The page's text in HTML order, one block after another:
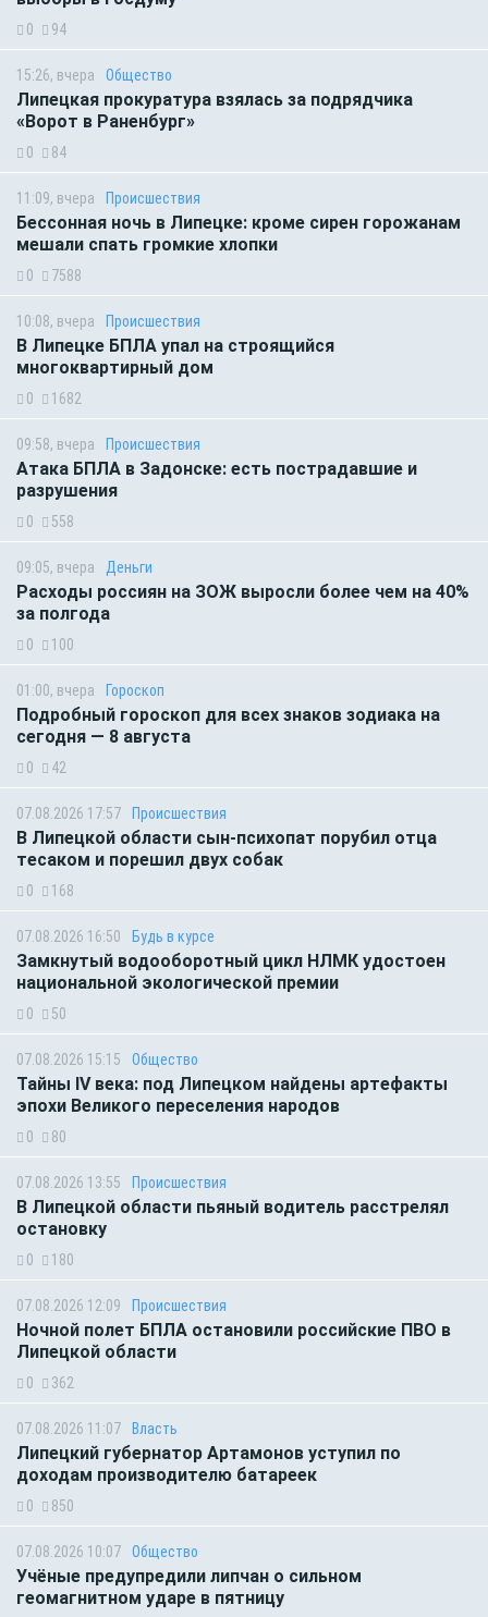
0 94
15:26, вчера Общество
Липецкая прокуратура взялась за подрядчика
«Ворот в Раненбург»
0 84
11:09, вчера Происшествия
Бессонная ночь в Липецке: кроме сирен горожанам
мешали спать громкие хлопки
0 7588
10:08, вчера Происшествия
В Липецке БПЛА упал на строящийся
многоквартирный дом
0 1682
09:58, вчера Происшествия
Атака БПЛА в Задонске: есть пострадавшие и
разрушения
0 558
09:05, вчера Деньги
Расходы россиян на ЗОЖ выросли более чем на 40%
за полгода
0 100
01:00, вчера Гороскоп
Подробный гороскоп для всех знаков зодиака на
сегодня — 8 августа
0 42
07.08.2026 17:57 Происшествия
В Липецкой области сын-психопат порубил отца
тесаком и порешил двух собак
0 168
07.08.2026 16:50 Будь в курсе
Замкнутый водооборотный цикл НЛМК удостоен
национальной экологической премии
0 50
07.08.2026 15:15 Общество
Тайны IV века: под Липецком найдены артефакты
эпохи Великого переселения народов
0 80
07.08.2026 13:55 Происшествия
В Липецкой области пьяный водитель расстрелял
остановку
0 180
07.08.2026 12:09 Происшествия
Ночной полет БПЛА остановили российские ПВО в
Липецкой области
0 362
07.08.2026 11:07 Власть
Липецкий губернатор Артамонов уступил по
доходам производителю батареек
0 850
07.08.2026 10:07 Общество
Учёные предупредили липчан о сильном
геомагнитном ударе в пятницу